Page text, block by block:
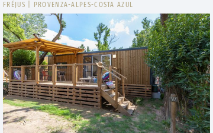
FRÉJUS PROVENZA-ALPES-COSTA AZUL